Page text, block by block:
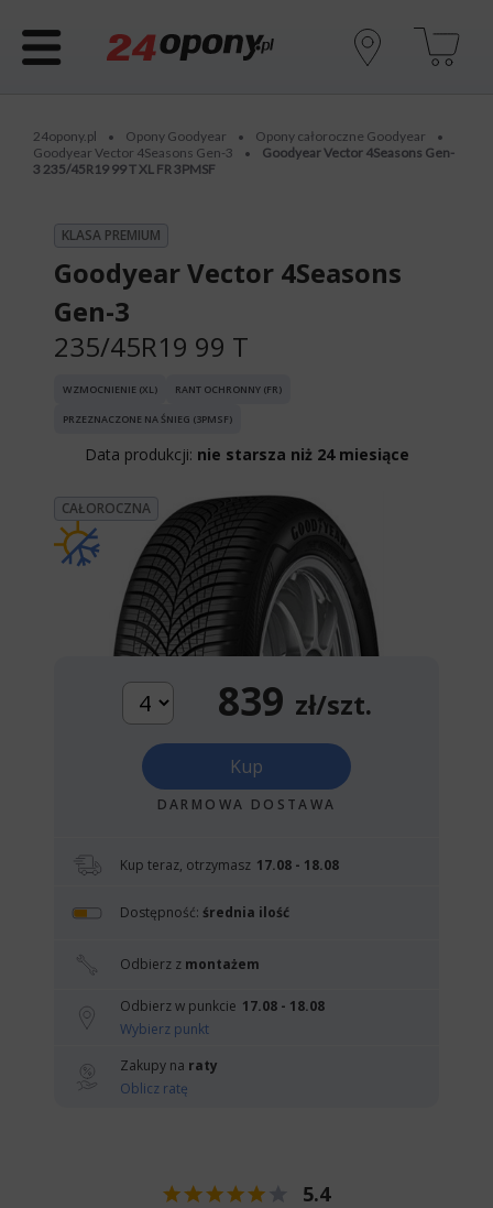
24opony.pl • Opony Goodyear • Opony całoroczne Goodyear •
Goodyear Vector 4Seasons Gen-3 •
Goodyear Vector 4Seasons Gen-
3 235/45R19 99 T XL FR 3PMSF
KLASA PREMIUM
Goodyear Vector 4Seasons
Gen-3
235/45R19 99 T
WZMOCNIENIE (XL) RANT OCHRONNY (FR)
PRZEZNACZONE NA ŚNIEG (3PMSF)
Data produkcji: nie starsza niż 24 miesiące
CAŁOROCZNA
839 zł/szt.
Kup
DARMOWA DOSTAWA
Kup teraz, otrzymasz 17.08 - 18.08
Dostępność: średnia ilość
Odbierz z montażem
Odbierz w punkcie 17.08 - 18.08
Wybierz punkt
Zakupy na raty
Oblicz ratę
5.4